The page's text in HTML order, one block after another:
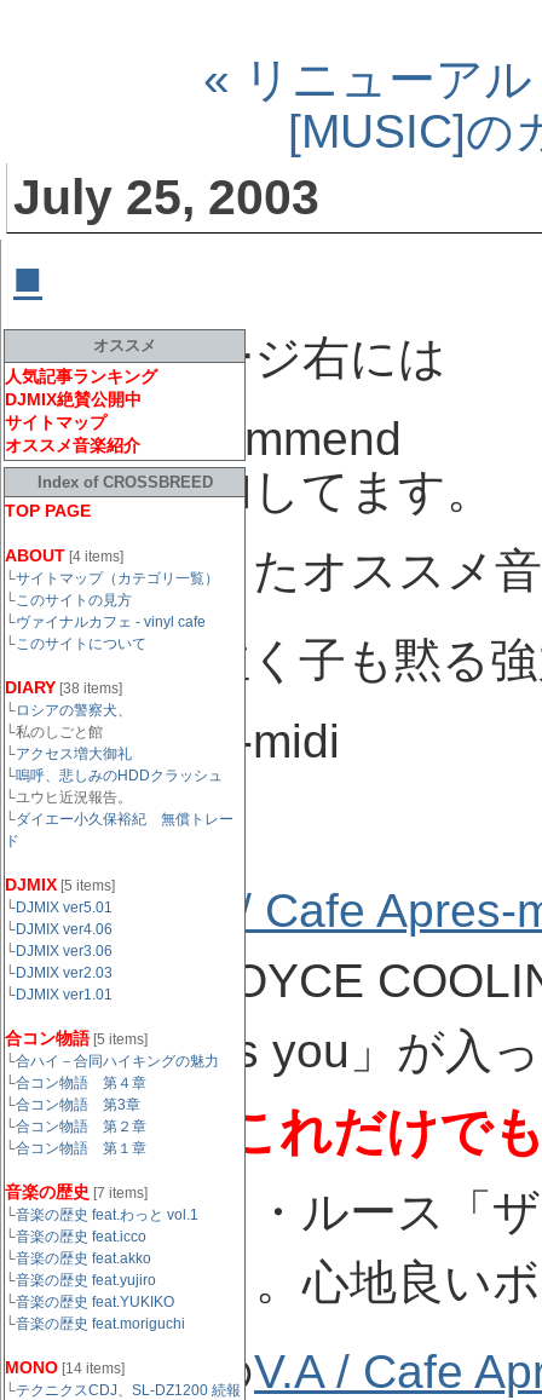
オススメ
人気記事ランキング
DJMIX絶賛公開中
サイトマップ
オススメ音楽紹介
Index of CROSSBREED
TOP PAGE
ABOUT [4 items]
└サイトマップ（カテゴリ一覧）
└このサイトの見方
└ヴァイナルカフェ - vinyl cafe
└このサイトについて
DIARY [38 items]
└ロシアの警察犬、
└私のしごと館
└アクセス増大御礼
└嗚呼、悲しみのHDDクラッシュ
└ユウヒ近況報告。
└ダイエー小久保裕紀 無償トレー
ド
DJMIX [5 items]
└DJMIX ver5.01
└DJMIX ver4.06
└DJMIX ver3.06
└DJMIX ver2.03
└DJMIX ver1.01
合コン物語 [5 items]
└合ハイ－合同ハイキングの魅力
└合コン物語 第４章
└合コン物語 第3章
└合コン物語 第２章
└合コン物語 第１章
音楽の歴史 [7 items]
└音楽の歴史 feat.わっと vol.1
└音楽の歴史 feat.icco
└音楽の歴史 feat.akko
└音楽の歴史 feat.yujiro
└音楽の歴史 feat.YUKIKO
└音楽の歴史 feat.moriguchi
MONO [14 items]
└テクニクスCDJ、SL-DZ1200 続報
« リニューアル
[MUSIC]の
July 25, 2003
■
トップページ右には
music recommend
として追加してます。
最近GETしたオススメ
第一弾は泣く子も黙る
cafe apres-midi
です。
今回の
V.A / Cafe
なかったJOYCE
大名曲「it's you」が入
ああもうこれだけで
他にもメタ・ルース「
スメですよ。心地良い
もう一つのV.A / Cafe